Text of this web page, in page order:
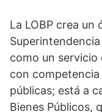
La LOBP crea un
como un
con
públicas; está a
Bienes Públicos,